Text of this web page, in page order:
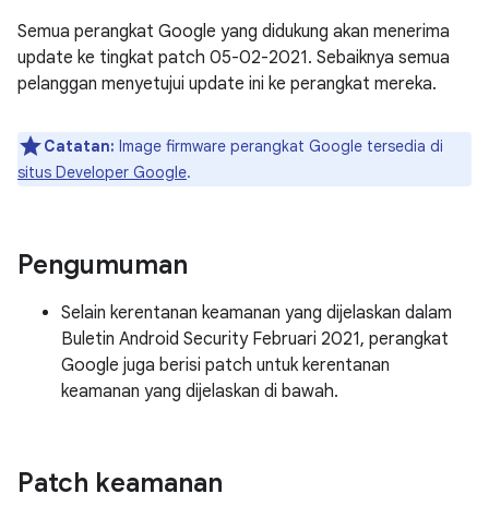
Semua perangkat Google yang didukung akan menerima
update ke tingkat patch 05-02-2021. Sebaiknya semua
pelanggan menyetujui update ini ke perangkat mereka.
Catatan: Image firmware perangkat Google tersedia di
situs Developer Google.
Pengumuman
Selain kerentanan keamanan yang dijelaskan dalam
Buletin Android Security Februari 2021, perangkat
Google juga berisi patch untuk kerentanan
keamanan yang dijelaskan di bawah.
Patch keamanan